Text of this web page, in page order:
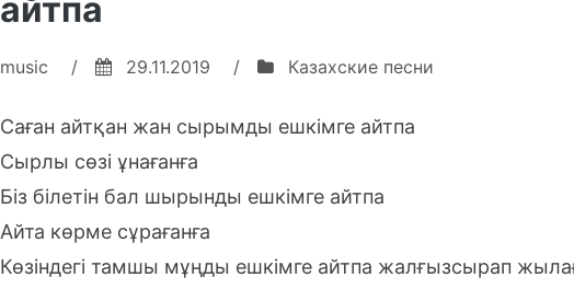
айтпа
music / 29.11.2019 / Казахские песни
Саған айтқан жан сырымды ешкімге айтпа
Сырлы сөзі ұнағанға
Біз білетін бал шырынды ешкімге айтпа
Айта көрме сұрағанға
Көзіндегі тамшы мұңды ешкімге айтпа жалғызсырап